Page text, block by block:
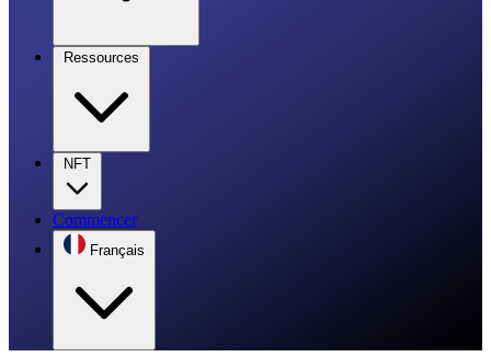
Ressources
NFT
Commencer
Français